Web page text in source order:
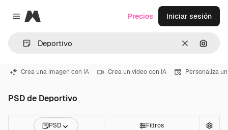
Close menu
Magnific
Borrar
Precios Iniciar sesión
Crea una imagen con IA Crea un vídeo con IA Personaliza
PSD de Deportivo
PSD Filtros